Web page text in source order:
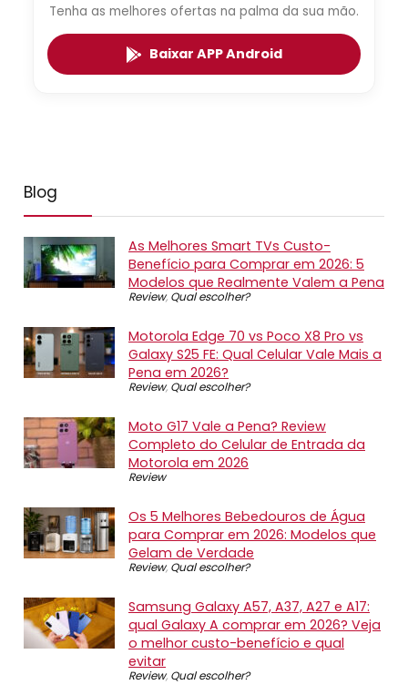
Tenha as melhores ofertas na palma da sua mão.
Baixar APP Android
Blog
As Melhores Smart TVs Custo-
Benefício para Comprar em 2026: 5
Modelos que Realmente Valem a Pena
Review, Qual escolher?
Motorola Edge 70 vs Poco X8 Pro vs
Galaxy S25 FE: Qual Celular Vale Mais a
Pena em 2026?
Review, Qual escolher?
Moto G17 Vale a Pena? Review
Completo do Celular de Entrada da
Motorola em 2026
Review
Os 5 Melhores Bebedouros de Água
para Comprar em 2026: Modelos que
Gelam de Verdade
Review, Qual escolher?
Samsung Galaxy A57, A37, A27 e A17:
qual Galaxy A comprar em 2026? Veja
o melhor custo-benefício e qual
evitar
Review, Qual escolher?